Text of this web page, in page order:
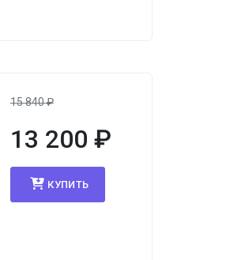
15 840₽
13 200 ₽
КУПИТЬ